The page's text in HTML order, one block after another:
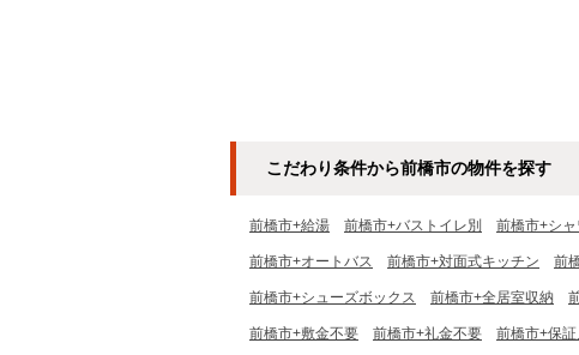
こだわり条件から前橋市の物件を探す
前橋市+給湯 前橋市+バストイレ別 前橋市+シャ
前橋市+オートバス 前橋市+対面式キッチン 前
前橋市+シューズボックス 前橋市+全居室収納
前橋市+敷金不要 前橋市+礼金不要 前橋市+保